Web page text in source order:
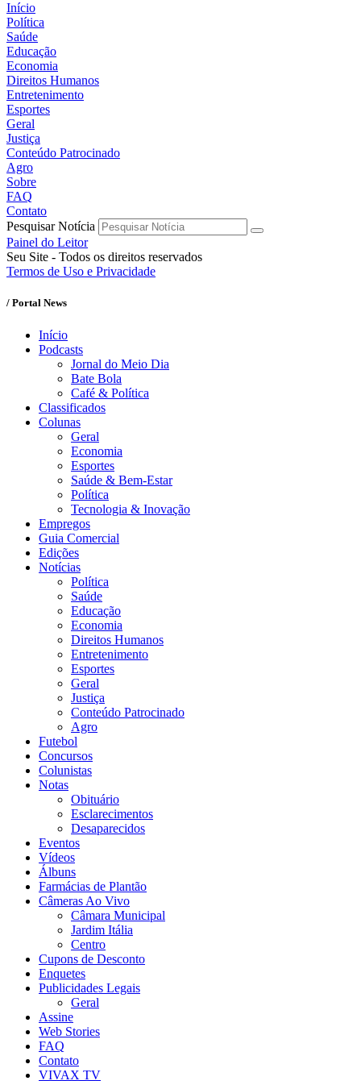
Início
Política
Saúde
Educação
Economia
Direitos Humanos
Entretenimento
Esportes
Geral
Justiça
Conteúdo Patrocinado
Agro
Sobre
FAQ
Contato
Pesquisar Notícia
Painel do Leitor
Seu Site - Todos os direitos reservados
Termos de Uso e Privacidade
/ Portal News
Início
Podcasts
Jornal do Meio Dia
Bate Bola
Café & Política
Classificados
Colunas
Geral
Economia
Esportes
Saúde & Bem-Estar
Política
Tecnologia & Inovação
Empregos
Guia Comercial
Edições
Notícias
Política
Saúde
Educação
Economia
Direitos Humanos
Entretenimento
Esportes
Geral
Justiça
Conteúdo Patrocinado
Agro
Futebol
Concursos
Colunistas
Notas
Obituário
Esclarecimentos
Desaparecidos
Eventos
Vídeos
Álbuns
Farmácias de Plantão
Câmeras Ao Vivo
Câmara Municipal
Jardim Itália
Centro
Cupons de Desconto
Enquetes
Publicidades Legais
Geral
Assine
Web Stories
FAQ
Contato
VIVAX TV